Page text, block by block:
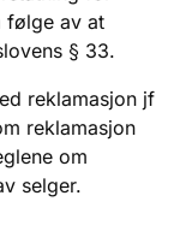
følge av at
§ 33.
reklamasjon jf
reklamasjon
om
selger.